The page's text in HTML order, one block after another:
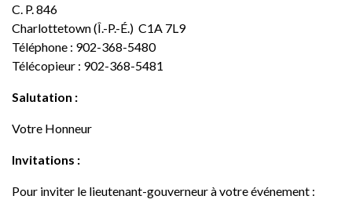
C. P. 846
Charlottetown (Î.-P.-É.) C1A 7L9
Téléphone : 902-368-5480
Télécopieur : 902-368-5481
Salutation :
Votre Honneur
Invitations :
Pour inviter le lieutenant-gouverneur à votre événement :